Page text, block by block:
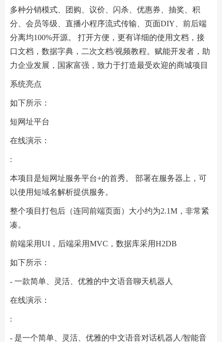
多种分销模式、团购、议价、闪杀、优惠券、抽奖、积
分、会员等级、直播小程序流式传输、页面DIY、前后端
分离均100%开源。 打开方便，更有详细的使用文档，接
口文档，数据字典，二次文档/视频教程。赋能开发者，助
力企业发展，国家富强，致力于打造最受欢迎的商城项目
系统亮点
如下所示：
短网址平台
在线演示：
:
本项目是短网址服务平台+的首秀。 部署在服务器上，可
以使用短域名解析提供服务。
整个项目打包后（连同前端页面）大小约为2.1M，非常紧
凑。
前端采用UI，后端采用MVC，数据库采用H2DB
如下所示：
- 一款简单、灵活、优雅的中文语音聊天机器人
在线演示：
:
- 是一个简单、灵活、优雅的中文语音对话机器人/智能音